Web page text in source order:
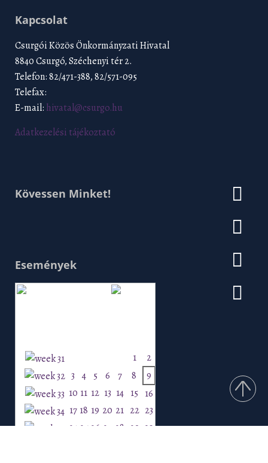
Kapcsolat
Csurgói Közös Önkormányzati Hivatal
8840 Csurgó, Széchenyi tér 2.
Telefon: 82/471-388, 82/571-095
Telefax:
E-mail: hivatal@csurgo.hu
Adatkezelési tájékoztató
Kövessen Minket!
Események
1
2
3 4 5 6 7 8
9
10 11 12 13 14 15 16
17 18 19 20 21 22 23
24 25 26 27 28 29 30